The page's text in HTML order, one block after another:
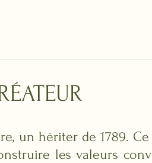
un hériter de 1789.
les valeurs